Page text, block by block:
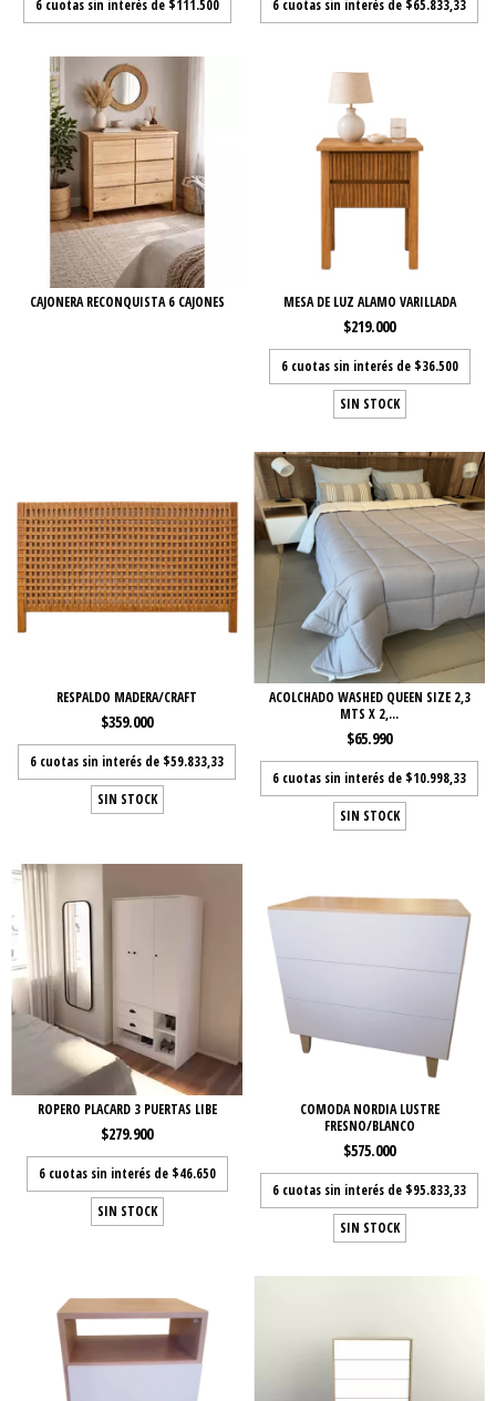
6 cuotas sin interés de $111.500 6 cuotas sin interés de $65.833,33
CAJONERA RECONQUISTA 6 CAJONES MESA DE LUZ ALAMO VARILLADA
$219.000
6 cuotas sin interés de $36.500
SIN STOCK
RESPALDO MADERA/CRAFT
$359.000
6 cuotas sin interés de $59.833,33
SIN STOCK
ACOLCHADO WASHED QUEEN SIZE 2,3
MTS X 2,...
$65.990
6 cuotas sin interés de $10.998,33
SIN STOCK
ROPERO PLACARD 3 PUERTAS LIBE
$279.900
6 cuotas sin interés de $46.650
SIN STOCK
COMODA NORDIA LUSTRE
FRESNO/BLANCO
$575.000
6 cuotas sin interés de $95.833,33
SIN STOCK